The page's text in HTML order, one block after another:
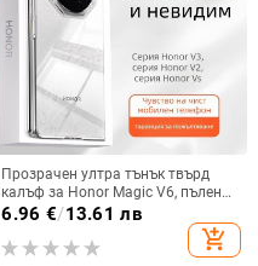
Прозрачен ултра тънък твърд
калъф за Honor Magic V6, пълен
обхват, защита от падане, за
сгъваем дисплей, с огледална
повърхност
6.96 €/13.61 лв
add_shopping_cart